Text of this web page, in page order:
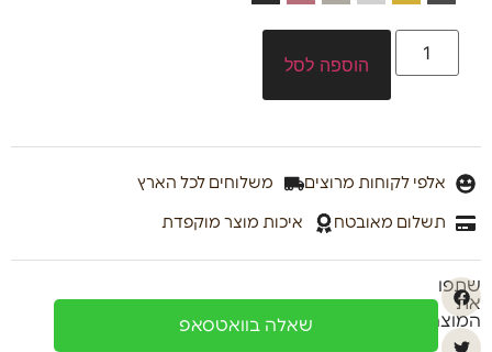
הוספה לסל
אלפי לקוחות מרוצים משלוחים לכל הארץ
תשלום מאובטח איכות מוצר מוקפדת
שתפו
את
המוצר
שאלה בוואטסאפ